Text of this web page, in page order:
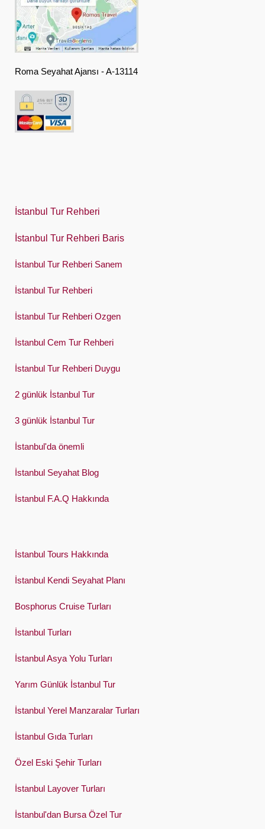
Deutsch
Ελληνική
Indonesia
Italiano
Русский
Español
Swedish
Türkçe
Roma Seyahat Ajansı - A-13114
İstanbul Tur Rehberi
İstanbul Tur Rehberi Baris
İstanbul Tur Rehberi Sanem
İstanbul Tur Rehberi
İstanbul Tur Rehberi Ozgen
İstanbul Cem Tur Rehberi
İstanbul Tur Rehberi Duygu
2 günlük İstanbul Tur
3 günlük İstanbul Tur
İstanbul'da önemli
İstanbul Seyahat Blog
İstanbul F.A.Q Hakkında
İstanbul Tours Hakkında
İstanbul Kendi Seyahat Planı
Bosphorus Cruise Turları
İstanbul Turları
İstanbul Asya Yolu Turları
Yarım Günlük İstanbul Tur
İstanbul Yerel Manzaralar Turları
İstanbul Gıda Turları
Özel Eski Şehir Turları
İstanbul Layover Turları
İstanbul'dan Bursa Özel Tur